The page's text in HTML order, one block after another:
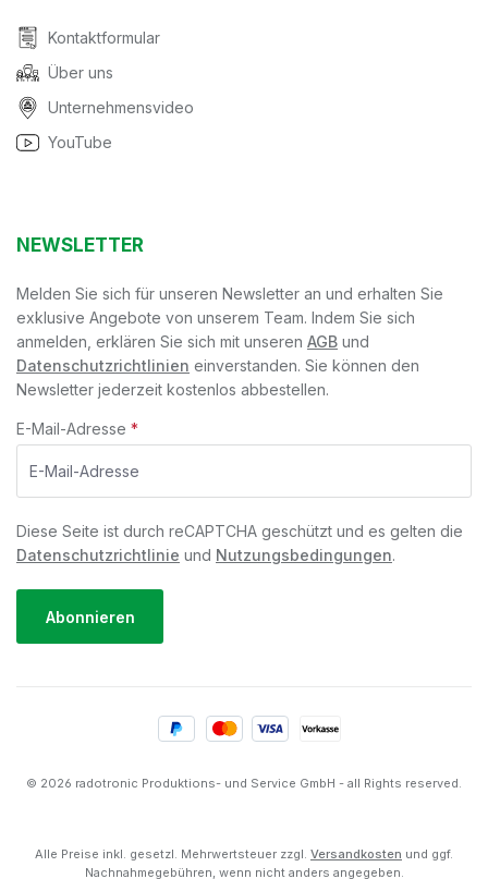
Kontaktformular
Über uns
Unternehmensvideo
YouTube
NEWSLETTER
Melden Sie sich für unseren Newsletter an und erhalten Sie
exklusive Angebote von unserem Team. Indem Sie sich
anmelden, erklären Sie sich mit unseren AGB und
Datenschutzrichtlinien einverstanden. Sie können den
Newsletter jederzeit kostenlos abbestellen.
E-Mail-Adresse *
Diese Seite ist durch reCAPTCHA geschützt und es gelten die
Datenschutzrichtlinie und Nutzungsbedingungen.
Abonnieren
© 2026 radotronic Produktions- und Service GmbH - all Rights reserved.
Alle Preise inkl. gesetzl. Mehrwertsteuer zzgl. Versandkosten und ggf.
Nachnahmegebühren, wenn nicht anders angegeben.